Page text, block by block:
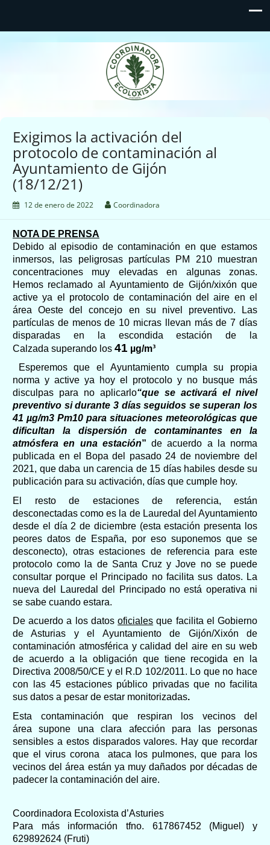
Coordinadora Ecoloxista
d'Asturies
Exigimos la activación del
protocolo de contaminación al
Ayuntamiento de Gijón
(18/12/21)
12 de enero de 2022 Coordinadora
NOTA DE PRENSA
Debido al episodio de contaminación en que estamos
inmersos, las peligrosas partículas PM 210muestran
concentraciones muy elevadas en algunas zonas.
Hemos reclamado al Ayuntamiento de Gijón/xixón que
active ya el protocolo de contaminación del aire en el
áreaOeste del concejo en su nivel preventivo. Las
partículas de menos de 10 micras llevan más de7 días
disparadas en
la escondidaestaciónde la
Calzada superando los 41 µg/m³
Esperemos queel Ayuntamiento cumplasu propia
norma y active ya hoy el protocolo y no busque más
disculpas para no aplicarlo“que se activará el nivel
preventivo si durante 3 días seguidos se superan los
41 µg/m3 Pm10 para situaciones meteorológicas que
dificultan la dispersión de contaminantes en la
atmósferaen una estación” de acuerdo a la norma
publicada en el Bopa del pasado 24 de noviembre del
2021, que daba un carencia de 15 días habiles desde su
publicación para su activación, días que cumple hoy.
El
resto de estaciones de referencia, están
desconectadas como es la de Lauredal del Ayuntamiento
desde el día 2de diciembre (esta estación presenta los
peores datos de España, por eso suponemos que se
desconecto), otras estaciones de referencia para este
protocolocomo la de Santa Cruz y Jove no se puede
consultar porque el Principado no facilita sus datos. La
nueva del Lauredal del Principado no está operativa ni
se sabe cuando estara.
De acuerdo a los datosoficiales que facilita el Gobierno
de Asturias y el Ayuntamiento de Gijón/Xixón de
contaminación atmosférica y calidad del aire en su web
de acuerdo a la obligación que tiene recogida en la
Directiva 2008/50/CE y el R.D 102/2011. Lo que no hace
con las 45 estaciones público privadas que no facilita
sus datos a pesar de estar monitorizadas.
Esta contaminación que respiran los vecinos de
áreasupone una clara afección para las personas
sensibles a estos disparados valores. Hay que recordar
que el virus corona ataca los pulmones, que para los
vecinos del área están ya muy dañados por décadas de
padecer la contaminación del aire.
Coordinadora Ecoloxista d’Asturies
Para más información tfno. 617867452 (Miguel) y
629892624 (Fruti)